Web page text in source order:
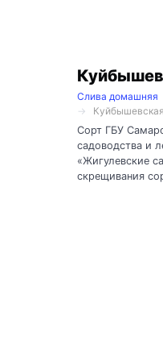
Слива домашняя
Сорт ГБУ
садоводства и
«Жигулевские
скрещивания